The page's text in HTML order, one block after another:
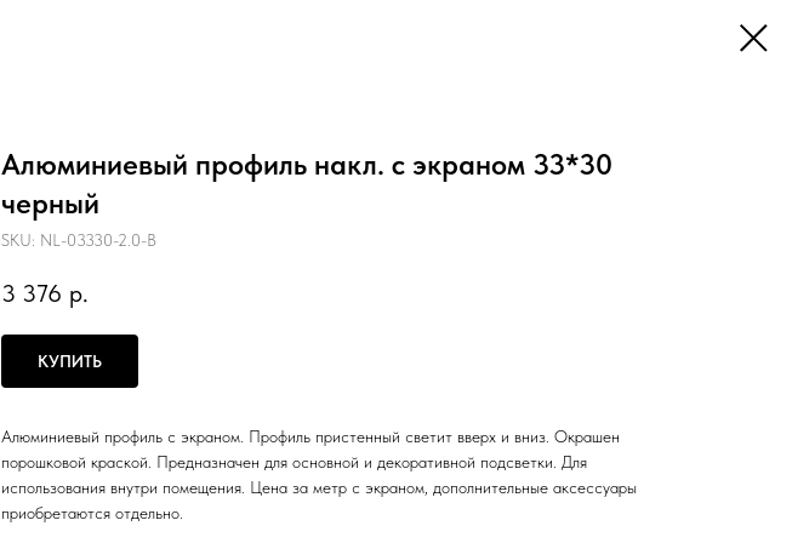
Алюминиевый профиль накл. с экраном 33*30
черный
SKU: NL-03330-2.0-B
3 376 р.
КУПИТЬ
Алюминиевый профиль с экраном. Профиль пристенный светит вверх и вниз. Окрашен
порошковой краской. Предназначен для основной и декоративной подсветки. Для
использования внутри помещения. Цена за метр с экраном, дополнительные аксессуары
приобретаются отдельно.